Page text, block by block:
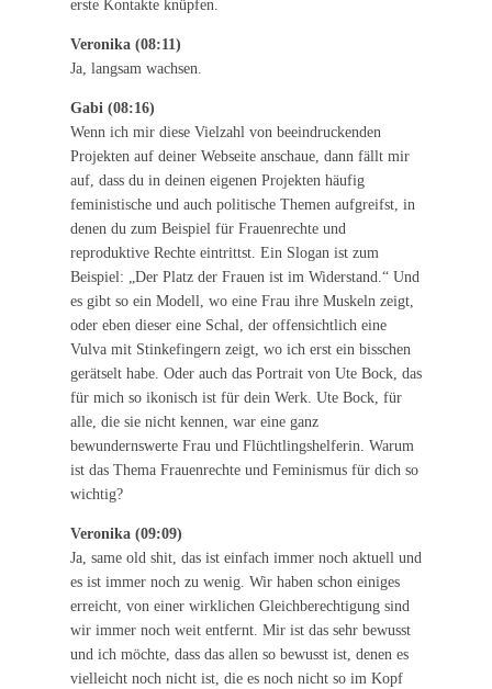
erste Kontakte knüpfen.
Veronika (08:11)
Ja, langsam wachsen.
Gabi (08:16)
Wenn ich mir diese Vielzahl von beeindruckenden
Projekten auf deiner Webseite anschaue, dann fällt mir
auf, dass du in deinen eigenen Projekten häufig
feministische und auch politische Themen aufgreifst, in
denen du zum Beispiel für Frauenrechte und
reproduktive Rechte eintrittst. Ein Slogan ist zum
Beispiel: „Der Platz der Frauen ist im Widerstand.“ Und
es gibt so ein Modell, wo eine Frau ihre Muskeln zeigt,
oder eben dieser eine Schal, der offensichtlich eine
Vulva mit Stinkefingern zeigt, wo ich erst ein bisschen
gerätselt habe. Oder auch das Portrait von Ute Bock, das
für mich so ikonisch ist für dein Werk. Ute Bock, für
alle, die sie nicht kennen, war eine ganz
bewundernswerte Frau und Flüchtlingshelferin. Warum
ist das Thema Frauenrechte und Feminismus für dich so
wichtig?
Veronika (09:09)
Ja, same old shit, das ist einfach immer noch aktuell und
es ist immer noch zu wenig. Wir haben schon einiges
erreicht, von einer wirklichen Gleichberechtigung sind
wir immer noch weit entfernt. Mir ist das sehr bewusst
und ich möchte, dass das allen so bewusst ist, denen es
vielleicht noch nicht ist, die es noch nicht so im Kopf